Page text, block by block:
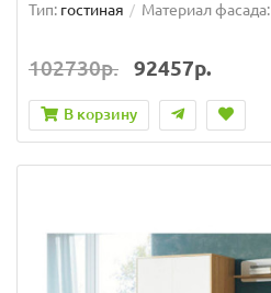
Тип: гостиная Материал фасада:
102730р. 92457р.
В корзину